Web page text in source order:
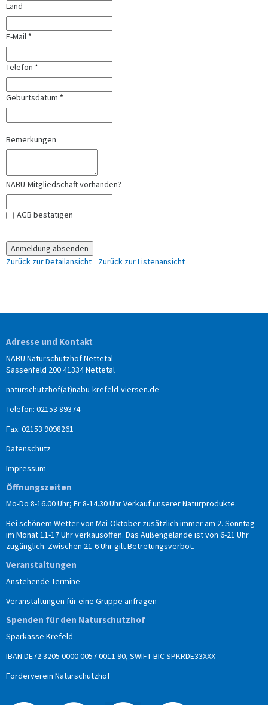
Land
E-Mail *
Telefon *
Geburtsdatum *
Bemerkungen
NABU-Mitgliedschaft vorhanden?
AGB bestätigen
Zurück zur Detailansicht Zurück zur Listenansicht
Adresse und Kontakt
NABU Naturschutzhof Nettetal
Sassenfeld 200 41334 Nettetal
naturschutzhof(at)nabu-krefeld-viersen.de
Telefon: 02153 89374
Fax: 02153 9098261
Datenschutz
Impressum
Öffnungszeiten
Mo-Do 8-16.00 Uhr; Fr 8-14.30 Uhr Verkauf unserer Naturprodukte.
Bei schönem Wetter von Mai-Oktober zusätzlich immer am 2. Sonntag
im Monat 11-17 Uhr verkausoffen. Das Außengelände ist von 6-21 Uhr
zugänglich. Zwischen 21-6 Uhr gilt Betretungsverbot.
Veranstaltungen
Anstehende Termine
Veranstaltungen für eine Gruppe anfragen
Spenden für den Naturschutzhof
Sparkasse Krefeld
IBAN DE72 3205 0000 0057 0011 90, SWIFT-BIC SPKRDE33XXX
Förderverein Naturschutzhof